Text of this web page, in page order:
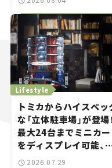
トミカからハイスペッ
な「立体駐車場」が登場
最大24台までミニカー
をディスプレイ可能、
別な「日産 GT-R
Lifestyle
2026.07.29